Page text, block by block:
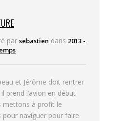
par sebastien dans 2013 -
et Jérôme doit rentrer
prend l’avion en début
mettons à profit le
pour naviguer pour faire